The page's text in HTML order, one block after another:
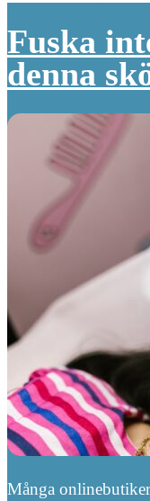
Fuska
denna
Många